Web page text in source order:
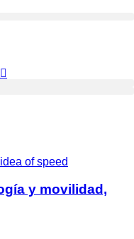
y movilidad,